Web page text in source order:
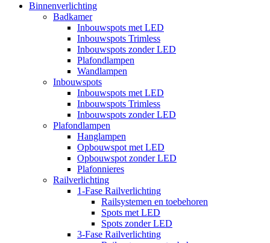
Binnenverlichting
Badkamer
Inbouwspots met LED
Inbouwspots Trimless
Inbouwspots zonder LED
Plafondlampen
Wandlampen
Inbouwspots
Inbouwspots met LED
Inbouwspots Trimless
Inbouwspots zonder LED
Plafondlampen
Hanglampen
Opbouwspot met LED
Opbouwspot zonder LED
Plafonnieres
Railverlichting
1-Fase Railverlichting
Railsystemen en toebehoren
Spots met LED
Spots zonder LED
3-Fase Railverlichting